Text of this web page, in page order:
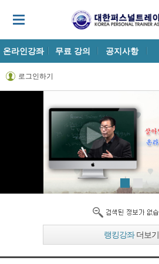
온라인강좌 무료 강의 공지사항
로그인하기
랭킹강좌더보기